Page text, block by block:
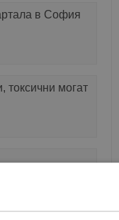
в София
токсични могат